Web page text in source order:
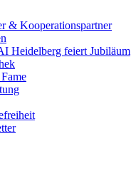
& Kooperationspartner
Heidelberg feiert Jubiläum